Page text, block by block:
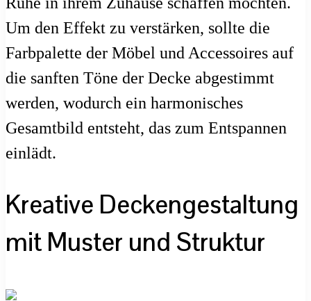
Um den Effekt zu verstärken, sollte die
Farbpalette der Möbel und Accessoires auf
die sanften Töne der Decke abgestimmt
werden, wodurch ein harmonisches
Gesamtbild entsteht, das zum Entspannen
einlädt.
Kreative Deckengestaltung
mit Muster und Struktur